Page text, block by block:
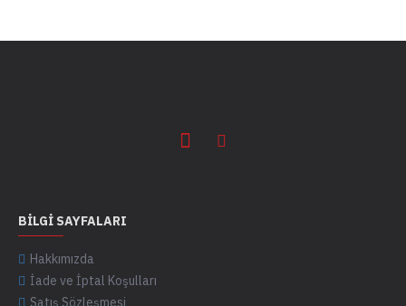
BILGI SAYFALARI
Hakkımızda
İade ve İptal Koşulları
Satış Sözleşmesi